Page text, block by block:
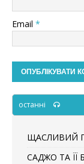
Email *
останні
ЩАСЛИВИЙ
САДЖО ТА ЇЇ